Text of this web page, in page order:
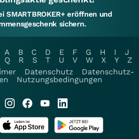
SMARTBROKER+ eröffnen und
sichern.
A B C D E F G H I
J
Q R S T U V W X Y
Z
Datenschutz
Datenschutz-
Nutzungsbedingungen